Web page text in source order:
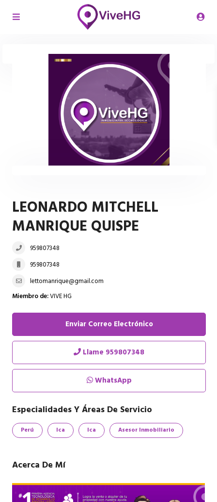
LEONARDO MITCHELL
MANRIQUE QUISPE
959807348
959807348
lettomanrique@gmail.com
Miembro de:VIVE HG
Enviar Correo Electrónico
Llame 959807348
WhatsApp
Especialidades Y Áreas De Servicio
Perú Ica Ica Asesor Inmobiliario
Acerca De Mí